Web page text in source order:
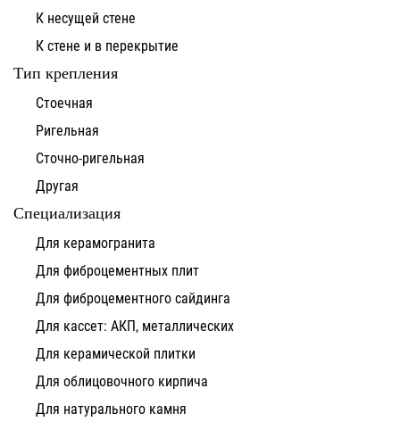
К несущей стене
К стене и в перекрытие
Тип крепления
Стоечная
Ригельная
Сточно-ригельная
Другая
Специализация
Для керамогранита
Для фиброцементных плит
Для фиброцементного сайдинга
Для кассет: АКП, металлических
Для керамической плитки
Для облицовочного кирпича
Для натурального камня